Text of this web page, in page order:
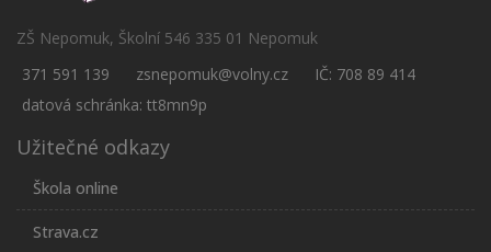
ZŠ Nepomuk, Školní 546 335 01 Nepomuk
371 591 139
zsnepomuk@volny.cz
IČ: 708 89 414
datová schránka: tt8mn9p
Užitečné odkazy
Škola online
Strava.cz